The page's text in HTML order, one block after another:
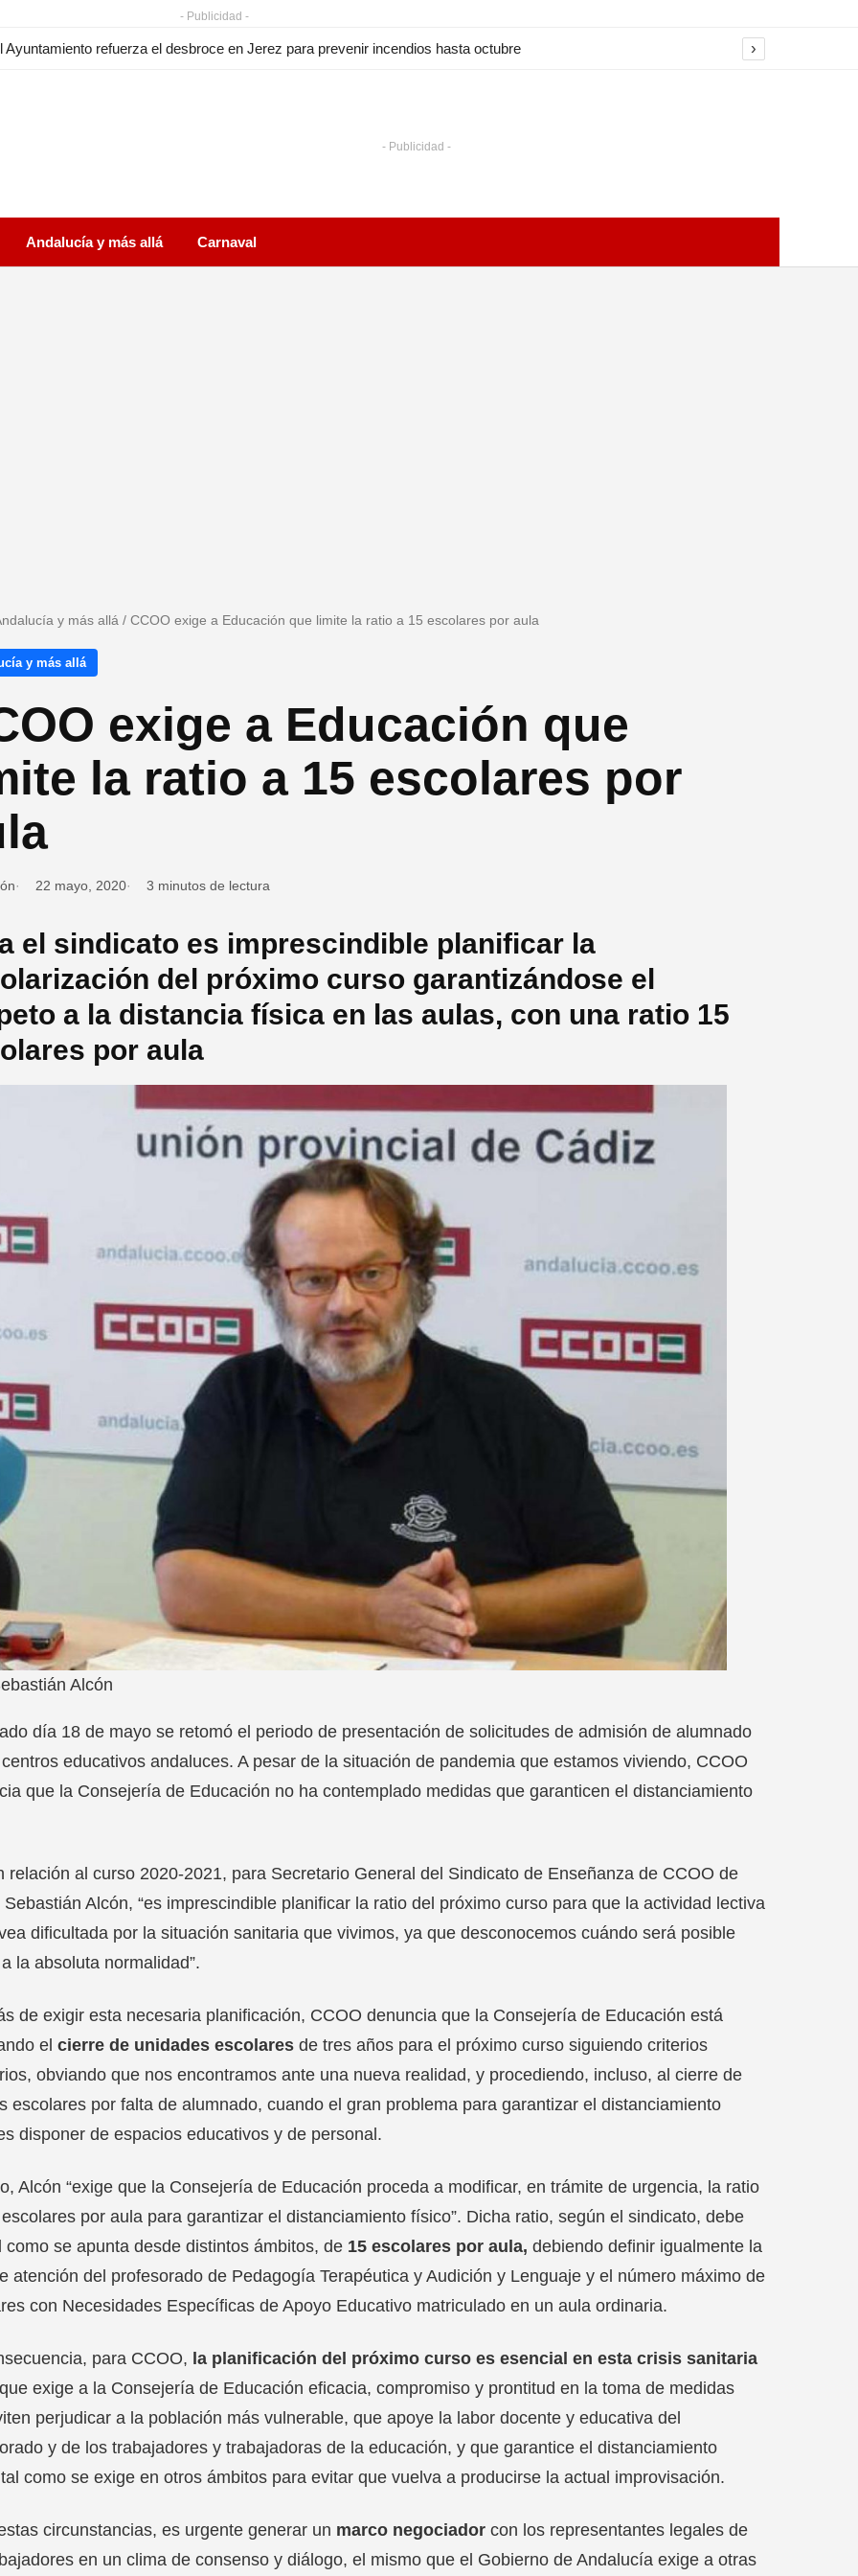
- Publicidad -
Ayuntamiento refuerza el desbroce en Jerez para prevenir incendios hasta octubre ›
- Publicidad -
Andalucía y más allá Carnaval
y más allá / CCOO exige a Educación que limite la ratio a 15 escolares por aula
y más allá
exige a Educación que
la ratio a 15 escolares por
22 mayo, 2020 3 minutos de lectura
el sindicato es imprescindible planificar la
del próximo curso garantizándose el
a la distancia física en las aulas, con una ratio 15
por aula
Alcón
día 18 de mayo se retomó el periodo de presentación de solicitudes de admisión de alumnado
educativos andaluces. A pesar de la situación de pandemia que estamos viviendo, CCOO
que la Consejería de Educación no ha contemplado medidas que garanticen el distanciamiento
relación al curso 2020-2021, para Secretario General del Sindicato de Enseñanza de CCOO de
Sebastián Alcón, “es imprescindible planificar la ratio del próximo curso para que la actividad lectiva
dificultada por la situación sanitaria que vivimos, ya que desconocemos cuándo será posible
la absoluta normalidad”.
de exigir esta necesaria planificación, CCOO denuncia que la Consejería de Educación está
el cierre de unidades escolares de tres años para el próximo curso siguiendo criterios
obviando que nos encontramos ante una nueva realidad, y procediendo, incluso, al cierre de
escolares por falta de alumnado, cuando el gran problema para garantizar el distanciamiento
disponer de espacios educativos y de personal.
Alcón “exige que la Consejería de Educación proceda a modificar, en trámite de urgencia, la ratio
por aula para garantizar el distanciamiento físico”. Dicha ratio, según el sindicato, debe
como se apunta desde distintos ámbitos, de 15 escolares por aula, debiendo definir igualmente la
atención del profesorado de Pedagogía Terapéutica y Audición y Lenguaje y el número máximo de
con Necesidades Específicas de Apoyo Educativo matriculado en un aula ordinaria.
para CCOO, la planificación del próximo curso es esencial en esta crisis sanitaria
exige a la Consejería de Educación eficacia, compromiso y prontitud en la toma de medidas
perjudicar a la población más vulnerable, que apoye la labor docente y educativa del
y de los trabajadores y trabajadoras de la educación, y que garantice el distanciamiento
como se exige en otros ámbitos para evitar que vuelva a producirse la actual improvisación.
circunstancias, es urgente generar un marco negociador con los representantes legales de
en un clima de consenso y diálogo, el mismo que el Gobierno de Andalucía exige a otras